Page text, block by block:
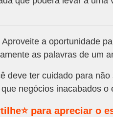
Aproveite a oportunidade
as palavras de um
deve ter cuidado para
negócios inacabados
para apreciar o